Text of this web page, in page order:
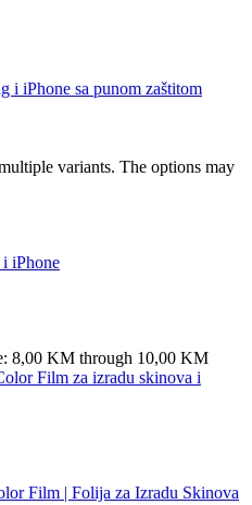
variants. The options may
i iPhone
8,00 KM through 10,00 KM
Film | Folija za Izradu Skinova